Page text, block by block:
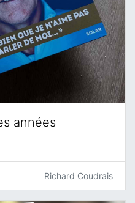
années
Richard Coudrais